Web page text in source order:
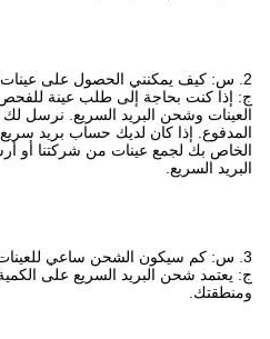
2. س: كيف يمكنني الحصول على عينات؟
ج: إذا كنت بحاجة إلى طلب عينة
العينات وشحن البريد السريع. نرسل لك
المدفوع. إذا كان لديك حساب بريد
الخاص بك لجمع عينات من شركتنا أو
البريد السريع.
3. س: كم سيكون الشحن ساعي للعينات؟
ج: يعتمد شحن البريد السريع على
ومنطقتك.